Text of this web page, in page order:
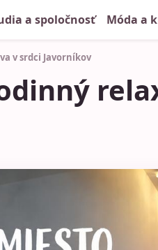
a spoločnosť Móda a
v srdci Javorníkov